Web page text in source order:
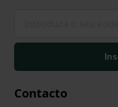
Contacto